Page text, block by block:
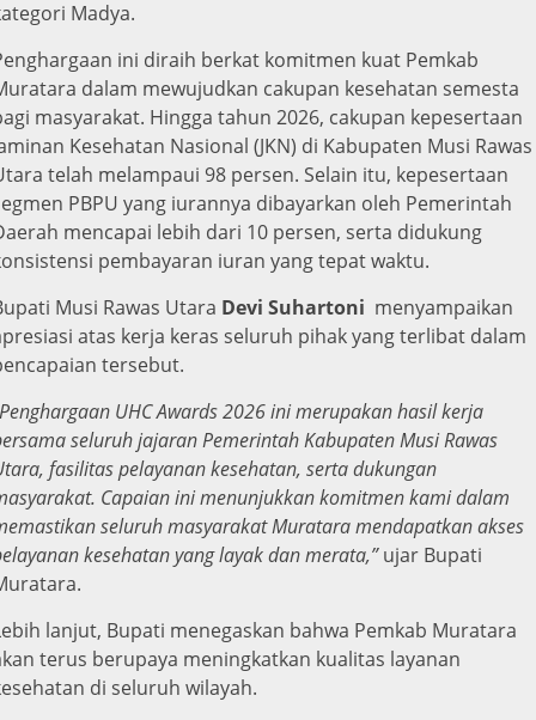
Madya.
ini diraih berkat komitmen kuat Pemkab
dalam mewujudkan cakupan kesehatan semesta
masyarakat. Hingga tahun 2026, cakupan kepesertaan
Kesehatan Nasional (JKN) di Kabupaten Musi Rawas
telah melampaui 98 persen. Selain itu, kepesertaan
PBPU yang iurannya dibayarkan oleh Pemerintah
mencapai lebih dari 10 persen, serta didukung
pembayaran iuran yang tepat waktu.
Musi Rawas Utara Devi Suhartoni menyampaikan
atas kerja keras seluruh pihak yang terlibat dalam
tersebut.
Penghargaan UHC Awards 2026 ini merupakan hasil kerja
seluruh jajaran Pemerintah Kabupaten Musi Rawas
fasilitas pelayanan kesehatan, serta dukungan
Capaian ini menunjukkan komitmen kami dalam
seluruh masyarakat Muratara mendapatkan akses
kesehatan yang layak dan merata,”ujar Bupati
lanjut, Bupati menegaskan bahwa Pemkab Muratara
terus berupaya meningkatkan kualitas layanan
di seluruh wilayah.